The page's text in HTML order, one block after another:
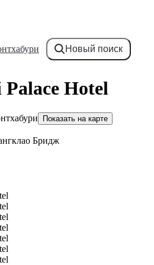
Новый поиск
Hotel
Показать на карте
Бридж